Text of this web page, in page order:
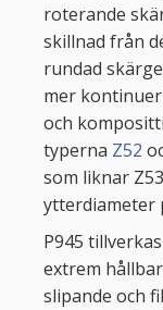
roterande
skillnad från
rundad
mer
och
typerna Z52
som liknar
ytterdiameter
P945
extrem
slipande och